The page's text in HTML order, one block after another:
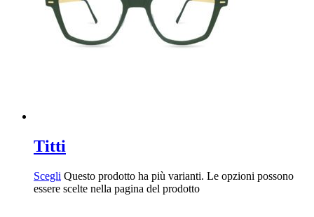
Titti
Scegli Questo prodotto ha più varianti. Le opzioni possono
essere scelte nella pagina del prodotto